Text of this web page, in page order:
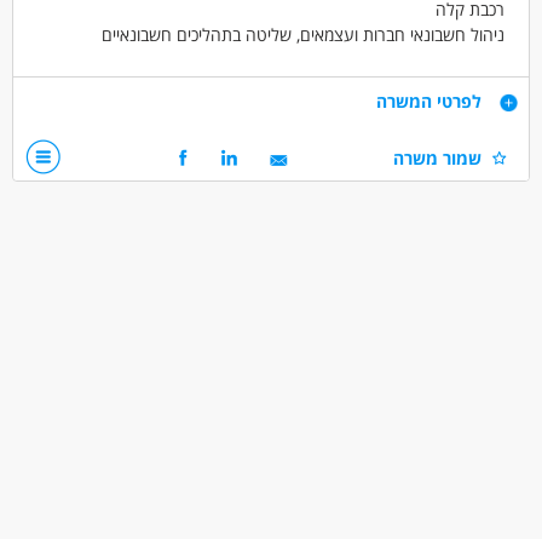
רכבת קלה
ניהול חשבונאי חברות ועצמאים, שליטה בתהליכים חשבונאיים
שכר מכובד
דרישות
ניסיון קודם במשרד רואה חשבון
לפרטי המשרה
שמור משרה